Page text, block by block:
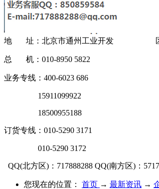
地 址：北京市通州工业开发 区
总 机：010-8950 5822
业务专线：400-6023 686
15911099922
18500955188
订货专线：010-5290 3171
010-5290 3172
QQ(北方区)：717888288 QQ(南方区)：
您现在的位置： 首页 → 最新资讯 →